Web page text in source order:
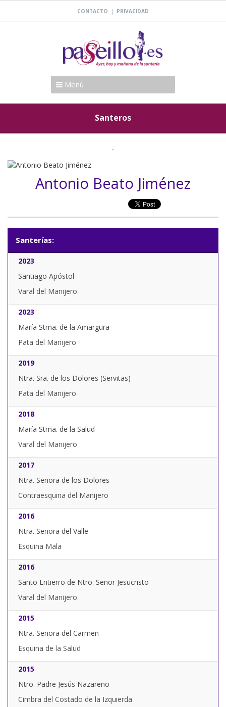
CONTACTO | PRIVACIDAD
Menú
Santeros
Antonio Beato Jiménez
Santerías:
2023
Santiago Apóstol
Varal del Manijero
2023
María Stma. de la Amargura
Pata del Manijero
2019
Ntra. Sra. de los Dolores (Servitas)
Pata del Manijero
2018
María Stma. de la Salud
Varal del Manijero
2017
Ntra. Señora de los Dolores
Contraesquina del Manijero
2016
Ntra. Señora del Valle
Esquina Mala
2016
Santo Entierro de Ntro. Señor Jesucristo
Varal del Manijero
2015
Ntra. Señora del Carmen
Esquina de la Salud
2015
Ntro. Padre Jesús Nazareno
Cimbra del Costado de la Izquierda